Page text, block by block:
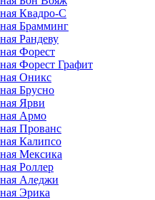
Квадро-С
Брамминг
Рандеву
Форест
Форест Графит
Оникс
Брусно
Ярви
Армо
Прованс
Калипсо
Мексика
Роллер
Аледжи
Эрика